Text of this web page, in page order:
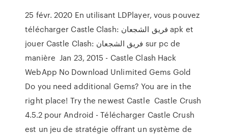
25 févr. 2020 En utilisant LDPlayer, vous pouvez
télécharger Castle Clash: فريق الشجعان‎ apk et
jouer Castle Clash: فريق الشجعان‎ sur pc de
manière Jan 23, 2015 - Castle Clash Hack
WebApp No Download Unlimited Gems Gold
Do you need additional Gems? You are in the
right place! Try the newest Castle Castle Crush
4.5.2 pour Android - Télécharger Castle Crush
est un jeu de stratégie offrant un système de